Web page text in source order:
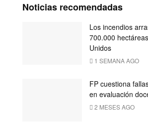
Noticias recomendadas
Los incendios
700.000
Unidos
1 SEMANA AGO
FP cuestiona
en evaluación
2 MESES AGO